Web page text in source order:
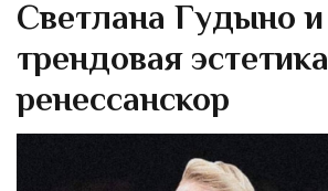
Светлана Гудыно и
трендовая эстетика
ренессанскор